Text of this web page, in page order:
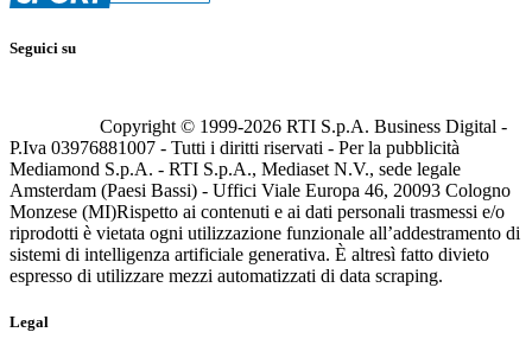
Seguici su
Copyright © 1999-2026 RTI S.p.A. Business Digital -
P.Iva 03976881007 - Tutti i diritti riservati - Per la pubblicità
Mediamond S.p.A. - RTI S.p.A., Mediaset N.V., sede legale
Amsterdam (Paesi Bassi) - Uffici Viale Europa 46, 20093 Cologno
Monzese (MI)Rispetto ai contenuti e ai dati personali trasmessi e/o
riprodotti è vietata ogni utilizzazione funzionale all’addestramento di
sistemi di intelligenza artificiale generativa. È altresì fatto divieto
espresso di utilizzare mezzi automatizzati di data scraping.
Legal